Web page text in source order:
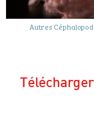
Autres